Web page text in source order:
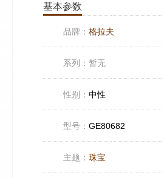
基本参数
品牌： 格拉夫
系列： 暂无
性别： 中性
型号： GE80682
主题： 珠宝